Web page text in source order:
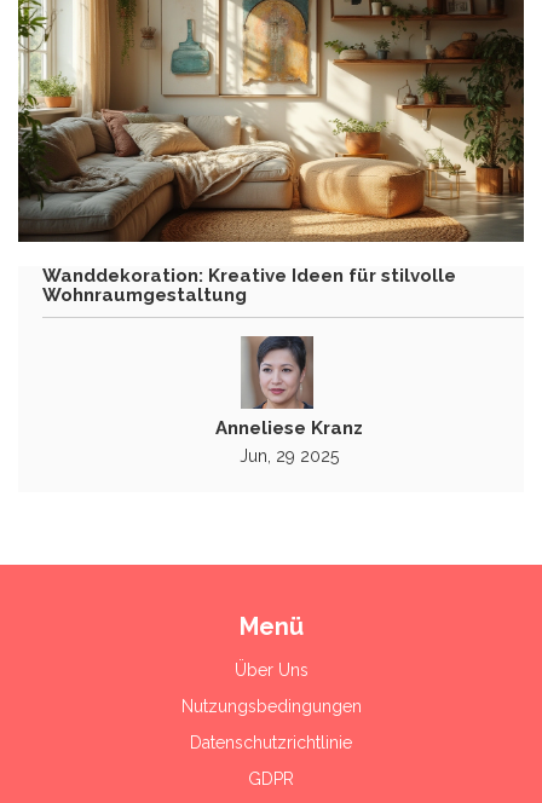
Wanddekoration: Kreative Ideen für stilvolle
Wohnraumgestaltung
Anneliese Kranz
Jun, 29 2025
Menü
Über Uns
Nutzungsbedingungen
Datenschutzrichtlinie
GDPR